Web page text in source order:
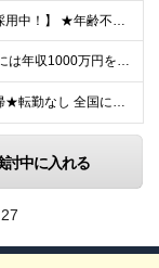
【すぐに働きたい方も積極採用中！】 ★年齢不問…40代50代を中心に幅広い年齢層の方が活躍中です ★金融・保険業界の知識がある方 ★学歴不問 ≪異業種出身の未経験者も活躍しています≫ 調査員の半数以
＼高収入の実績あり／ なかには年収1000万円を超える方もいらっしゃいます！ 【完全出来高報酬制】 ★仕事に慣れるまで収入をサポート 1か月目：報酬が通常の2倍 2か月目：報酬が通常の1.5倍 ※災
≪全国募集≫★原則直行直帰★転勤なし 全国に55の拠点を展開していますので、現在お住いの地域で働けます。また、原則直行直帰で調査を行い、レポート作成はご自宅にて行うことができるため、自分のペースで働け
討中に入れる